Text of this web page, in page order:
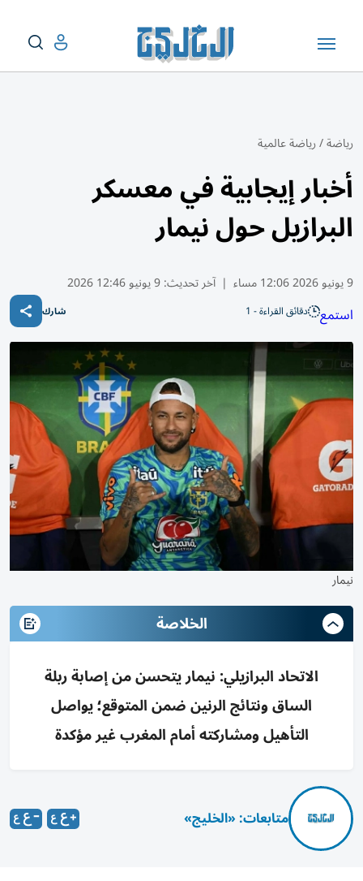
رياضة/رياضة عالمية
أخبار إيجابية في معسكر
البرازيل حول نيمار
9 يونيو 2026 12:06 مساء | آخر تحديث:9 يونيو 12:46 2026
استمع دقائق القراءة - 1 شارك
نيمار
الخلاصة
الاتحاد البرازيلي: نيمار يتحسن من إصابة ربلة
الساق ونتائج الرنين ضمن المتوقع؛ يواصل
التأهيل ومشاركته أمام المغرب غير مؤكدة
متابعات: «الخليج»